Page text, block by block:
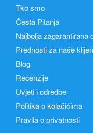
Tko smo
Česta Pitanja
Najbolja zagarantirana
Prednosti za naše
Blog
Recenzije
Uvjeti i odredbe
Politika o kolačićima
Pravila o privatnosti